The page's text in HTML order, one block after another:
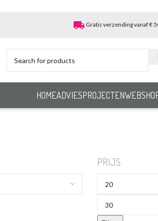
local_shipping Gratis verzending vanaf €
HOMEADVIESPROJECTEN
PRIJS